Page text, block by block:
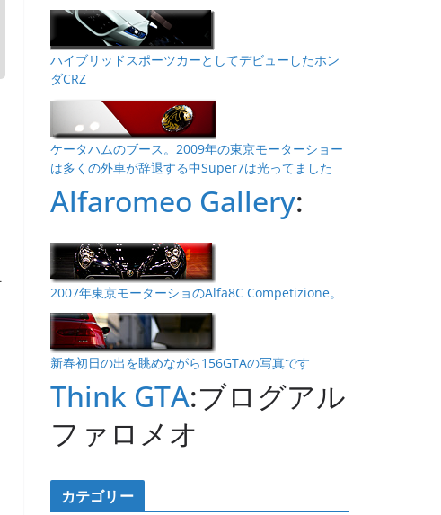
ハイブリッドスポーツカーとしてデビューしたホン
ダCRZ
ケータハムのブース。2009年の東京モーターショー
は多くの外車が辞退する中Super7は光ってました
Alfaromeo Gallery:
2007年東京モーターショのAlfa8C Competizione。
新春初日の出を眺めながら156GTAの写真です
Think GTA:ブログアル
ファロメオ
カテゴリー